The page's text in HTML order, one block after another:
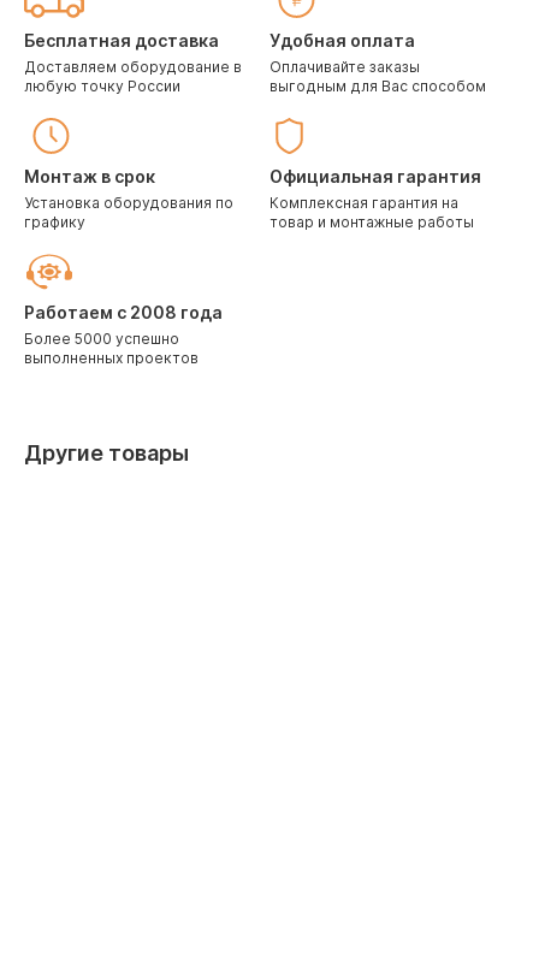
Бесплатная доставка
Доставляем оборудование в
любую точку России
Удобная оплата
Оплачивайте заказы
выгодным для Вас способом
Монтаж в срок
Установка оборудования по
графику
Официальная гарантия
Комплексная гарантия на
товар и монтажные работы
Работаем с 2008 года
Более 5000 успешно
выполненных проектов
Другие товары